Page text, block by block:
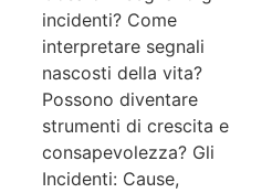
incidenti? Come
interpretare segnali
nascosti della vita?
Possono diventare
strumenti di crescita e
consapevolezza? Gli
Incidenti: Cause,